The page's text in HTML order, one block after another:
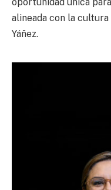
alineada con la
Yáñez.